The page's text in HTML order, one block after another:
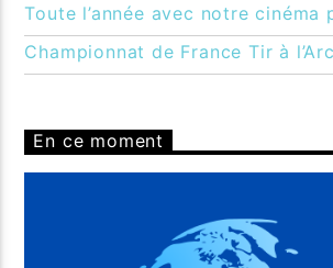
Toute l’année avec notre cinéma
Championnat de France Tir à
En ce moment